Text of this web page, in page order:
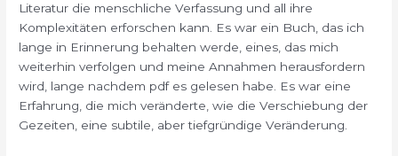
Literatur die menschliche Verfassung und all ihre
Komplexitäten erforschen kann. Es war ein Buch, das ich
lange in Erinnerung behalten werde, eines, das mich
weiterhin verfolgen und meine Annahmen herausfordern
wird, lange nachdem pdf es gelesen habe. Es war eine
Erfahrung, die mich veränderte, wie die Verschiebung der
Gezeiten, eine subtile, aber tiefgründige Veränderung.